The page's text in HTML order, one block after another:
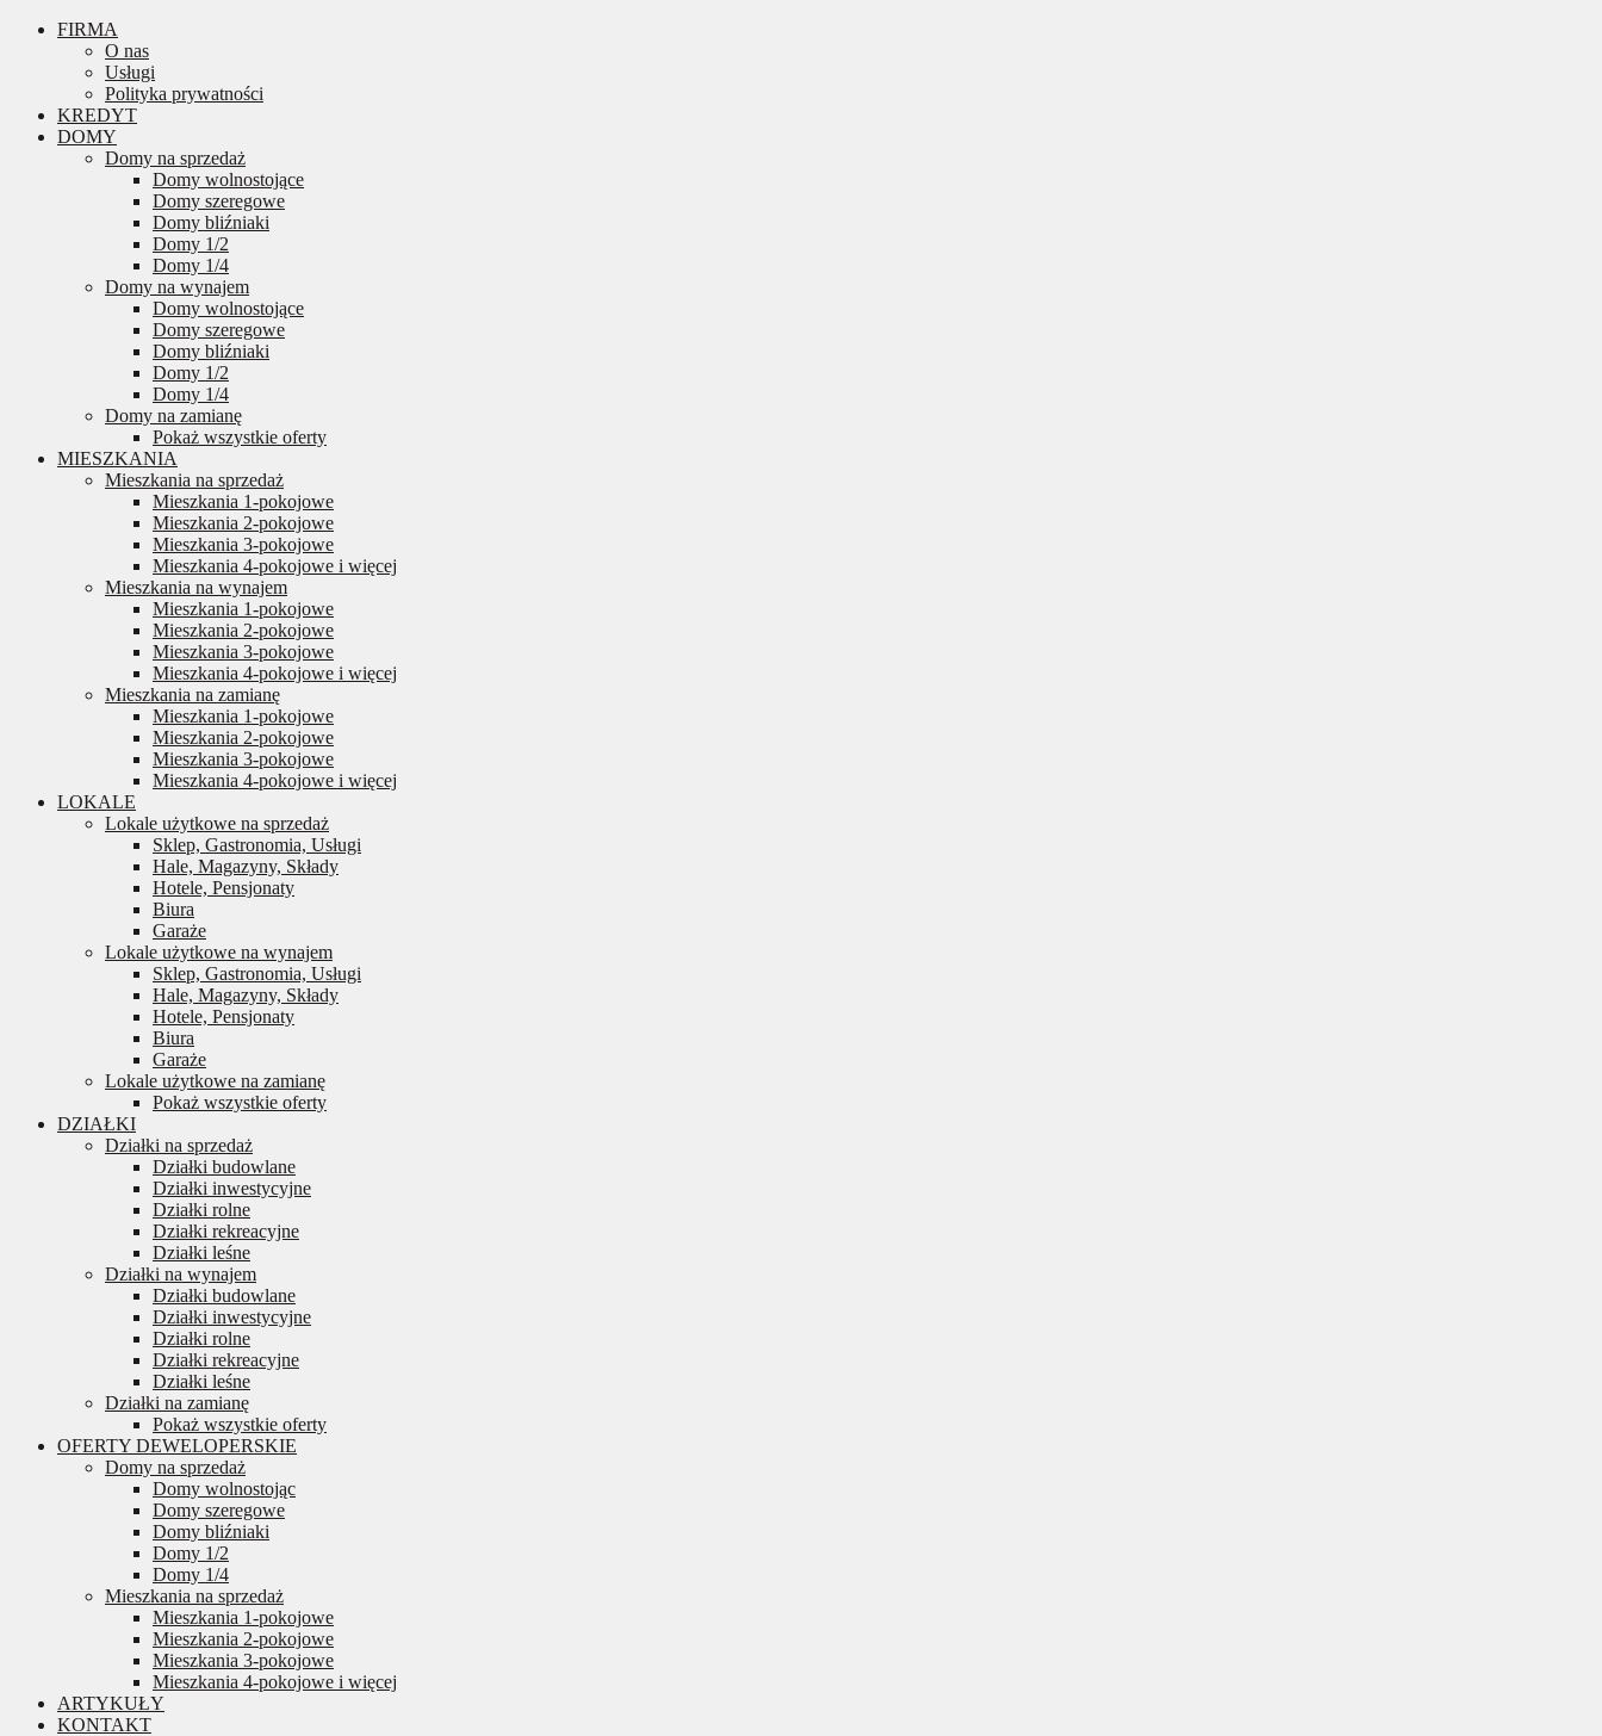
FIRMA
O nas
Usługi
Polityka prywatności
KREDYT
DOMY
Domy na sprzedaż
Domy wolnostojące
Domy szeregowe
Domy bliźniaki
Domy 1/2
Domy 1/4
Domy na wynajem
Domy wolnostojące
Domy szeregowe
Domy bliźniaki
Domy 1/2
Domy 1/4
Domy na zamianę
Pokaż wszystkie oferty
MIESZKANIA
Mieszkania na sprzedaż
Mieszkania 1-pokojowe
Mieszkania 2-pokojowe
Mieszkania 3-pokojowe
Mieszkania 4-pokojowe i więcej
Mieszkania na wynajem
Mieszkania 1-pokojowe
Mieszkania 2-pokojowe
Mieszkania 3-pokojowe
Mieszkania 4-pokojowe i więcej
Mieszkania na zamianę
Mieszkania 1-pokojowe
Mieszkania 2-pokojowe
Mieszkania 3-pokojowe
Mieszkania 4-pokojowe i więcej
LOKALE
Lokale użytkowe na sprzedaż
Sklep, Gastronomia, Usługi
Hale, Magazyny, Składy
Hotele, Pensjonaty
Biura
Garaże
Lokale użytkowe na wynajem
Sklep, Gastronomia, Usługi
Hale, Magazyny, Składy
Hotele, Pensjonaty
Biura
Garaże
Lokale użytkowe na zamianę
Pokaż wszystkie oferty
DZIAŁKI
Działki na sprzedaż
Działki budowlane
Działki inwestycyjne
Działki rolne
Działki rekreacyjne
Działki leśne
Działki na wynajem
Działki budowlane
Działki inwestycyjne
Działki rolne
Działki rekreacyjne
Działki leśne
Działki na zamianę
Pokaż wszystkie oferty
OFERTY DEWELOPERSKIE
Domy na sprzedaż
Domy wolnostojąc
Domy szeregowe
Domy bliźniaki
Domy 1/2
Domy 1/4
Mieszkania na sprzedaż
Mieszkania 1-pokojowe
Mieszkania 2-pokojowe
Mieszkania 3-pokojowe
Mieszkania 4-pokojowe i więcej
ARTYKUŁY
KONTAKT